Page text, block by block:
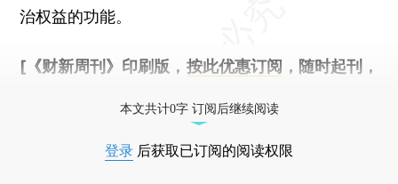
治权益的功能。
[《财新周刊》印刷版， 按此优惠订阅 ，随时起刊，
本文共计0字 订阅后继续阅读
登录 后获取已订阅的阅读权限